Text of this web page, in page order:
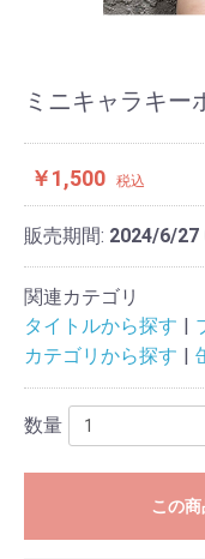
ミニキャラキー
￥1,500 税込
販売期間: 2024/6/27
関連カテゴリ
タイトルから探す
カテゴリから探す
数量
この